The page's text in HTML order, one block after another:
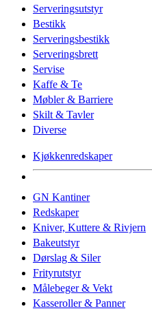
Serveringsutstyr
Bestikk
Serveringsbestikk
Serveringsbrett
Servise
Kaffe & Te
Møbler & Barriere
Skilt & Tavler
Diverse
Kjøkkenredskaper
GN Kantiner
Redskaper
Kniver, Kuttere & Rivjern
Bakeutstyr
Dørslag & Siler
Frityrutstyr
Målebeger & Vekt
Kasseroller & Panner